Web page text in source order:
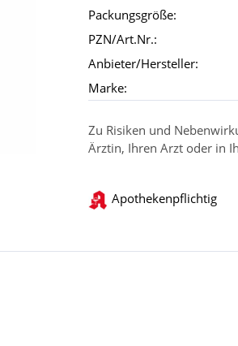
Packungsgröße:
PZN/Art.Nr.:
Anbieter/Hersteller:
Marke:
Zu Risiken und
Ärztin, Ihren Arzt oder in
Apothekenpflichtig